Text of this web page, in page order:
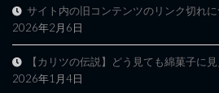
サイト内の旧コンテンツのリンク切れ
2026年2月6日
【カリツの伝説】どう見ても綿菓子に
2026年1月4日